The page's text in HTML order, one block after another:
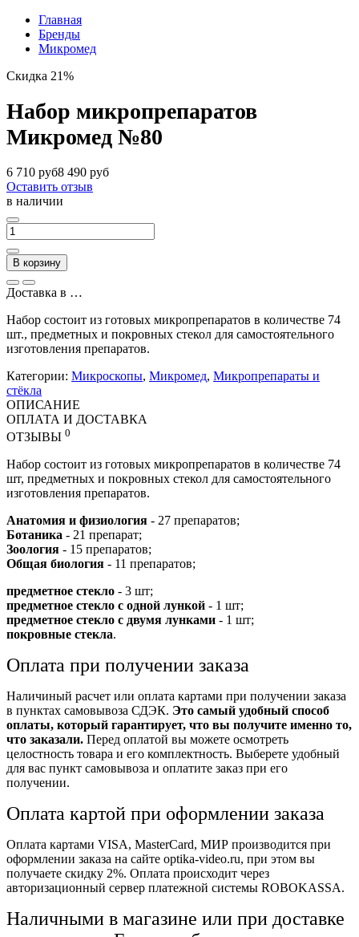
Главная
Бренды
Микромед
Скидка 21%
Набор микропрепаратов
Микромед №80
6 710 руб8 490 руб
Оставить отзыв
в наличии
В корзину
Доставка в …
Набор состоит из готовых микропрепаратов в количестве 74
шт., предметных и покровных стекол для самостоятельного
изготовления препаратов.
Категории: Микроскопы, Микромед, Микропрепараты и
стёкла
ОПИСАНИЕ
ОПЛАТА И ДОСТАВКА
ОТЗЫВЫ 0
Набор состоит из готовых микропрепаратов в количестве 74
шт, предметных и покровных стекол для самостоятельного
изготовления препаратов.
Анатомия и физиология - 27 препаратов;
Ботаника - 21 препарат;
Зоология - 15 препаратов;
Общая биология - 11 препаратов;
предметное стекло - 3 шт;
предметное стекло с одной лункой - 1 шт;
предметное стекло с двумя лунками - 1 шт;
покровные стекла.
Оплата при получении заказа
Наличиный расчет или оплата картами при получении заказа
в пунктах самовывоза СДЭК. Это самый удобный способ
оплаты, который гарантирует, что вы получите именно то,
что заказали. Перед оплатой вы можете осмотреть
целостность товара и его комплектность. Выберете удобный
для вас пункт самовывоза и оплатите заказ при его
получении.
Оплата картой при оформлении заказа
Оплата картами VISA, MasterCard, МИР производится при
оформлении заказа на сайте optika-video.ru, при этом вы
получаете скидку 2%. Оплата происходит через
авторизационный сервер платежной системы ROBOKASSA.
Наличными в магазине или при доставке